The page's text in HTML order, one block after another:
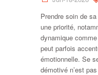
Prendre soin de
une priorité,
dynamique
peut parfois
émotionnelle. Se
démotivé n’est